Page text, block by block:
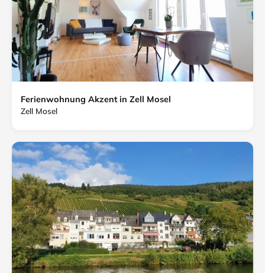
Ferienwohnung Akzent in Zell Mosel
Zell Mosel